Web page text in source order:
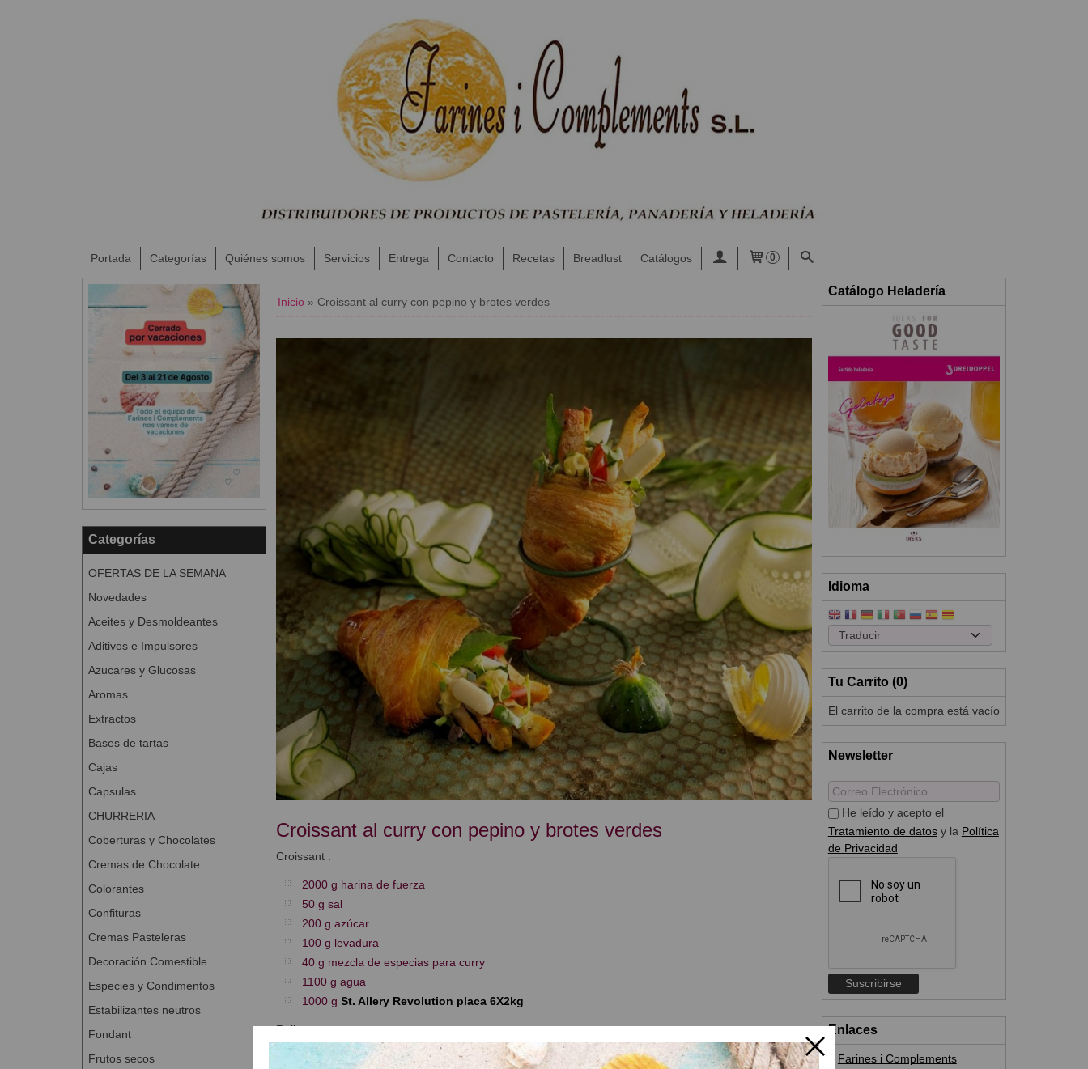
Portada Categorías Quiénes somos Servicios Entrega Contacto Recetas Breadlust Catálogos 0
Categorías
OFERTAS DE LA SEMANA
Novedades
Aceites y Desmoldeantes
Aditivos e Impulsores
Azucares y Glucosas
Aromas
Extractos
Bases de tartas
Cajas
Capsulas
CHURRERIA
Coberturas y Chocolates
Cremas de Chocolate
Colorantes
Confituras
Cremas Pasteleras
Decoración Comestible
Especies y Condimentos
Estabilizantes neutros
Fondant
Frutos secos
Inicio » ​Croissant al curry con pepino y brotes verdes
Croissant al curry con pepino y brotes verdes
Croissant :
2000 g harina de fuerza
50 g sal
200 g azúcar
100 g levadura
40 g mezcla de especias para curry
1100 g agua
1000 g St. Allery Revolution placa 6X2kg
Relleno :
500 g tiras de pollo
Catálogo Heladería
Idioma
Tu Carrito (0)
El carrito de la compra está vacío
Newsletter
He leído y acepto el
Tratamiento de datosy la Política
de Privacidad
Enlaces
Farines i Complements